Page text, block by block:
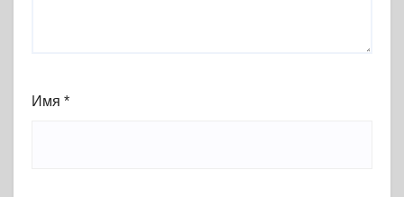
Имя *